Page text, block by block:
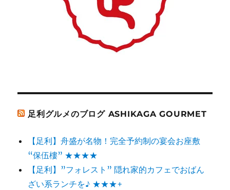
足利グルメのブログ ASHIKAGA GOURMET
【足利】舟盛が名物！完全予約制の宴会お座敷
“保伍樓” ★★★★
【足利】”フォレスト” 隠れ家的カフェでおばん
ざい系ランチを♪ ★★★+